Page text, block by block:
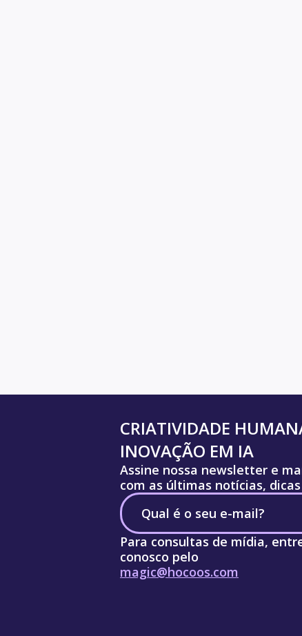
CRIATIVIDADE
INOVAÇÃO EM IA
Assine nossa newsletter e
com as últimas notícias,
Para consultas de mídia,
conosco pelo
magic@hocoos.com